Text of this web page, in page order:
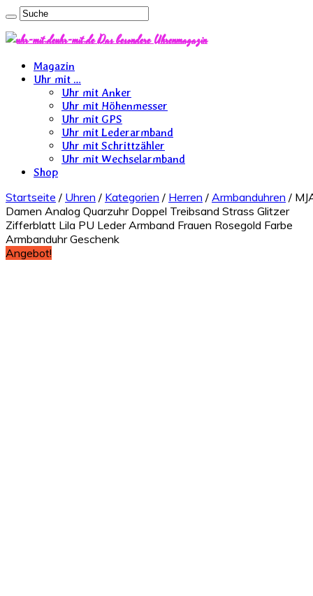
uhr-mit.de Das besondere Uhrenmagazin
Magazin
Uhr mit …
Uhr mit Anker
Uhr mit Höhenmesser
Uhr mit GPS
Uhr mit Lederarmband
Uhr mit Schrittzähler
Uhr mit Wechselarmband
Shop
Startseite / Uhren / Kategorien / Herren / Armbanduhren /
Damen Analog Quarzuhr Doppel Treibsand Strass Glitzer
Zifferblatt Lila PU Leder Armband Frauen Rosegold Farbe
Armbanduhr Geschenk
Angebot!